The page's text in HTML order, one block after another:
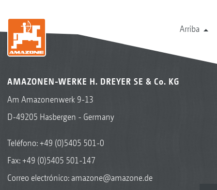
Arriba
AMAZONEN-WERKE H. DREYER SE & Co. KG
Am Amazonenwerk 9-13
D-49205 Hasbergen - Germany
Teléfono:+49 (0)5405 501-0
Fax: +49 (0)5405 501-147
Correo electrónico: amazone@amazone.de